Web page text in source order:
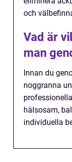
och
Vad är
man
Innan du
noggranna
hälsosam,
individuella